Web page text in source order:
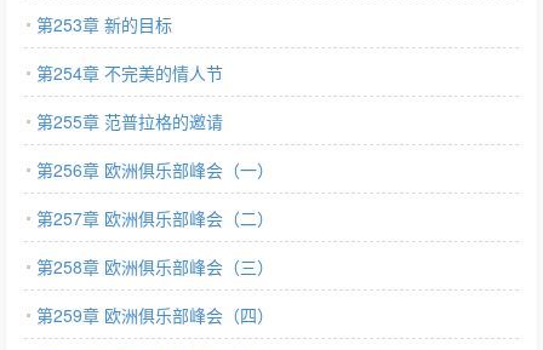
第253章 新的目标
第254章 不完美的情人节
第255章 范普拉格的邀请
第256章 欧洲俱乐部峰会（一）
第257章 欧洲俱乐部峰会（二）
第258章 欧洲俱乐部峰会（三）
第259章 欧洲俱乐部峰会（四）